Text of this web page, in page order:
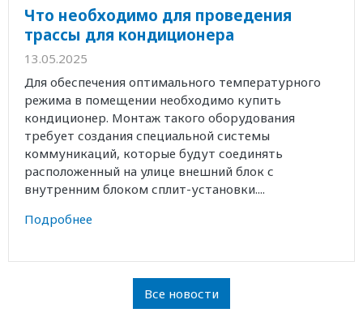
Что необходимо для проведения
трассы для кондиционера
13.05.2025
Для обеспечения оптимального температурного
режима в помещении необходимо купить
кондиционер. Монтаж такого оборудования
требует создания специальной системы
коммуникаций, которые будут соединять
расположенный на улице внешний блок с
внутренним блоком сплит-установки....
Подробнее
Все новости